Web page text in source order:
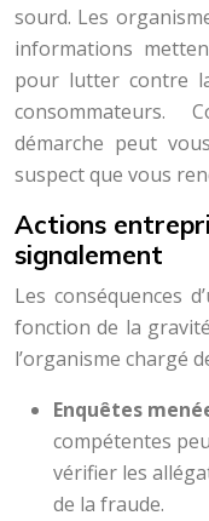
sourd. Les
informations
pour lutter contre
consommateurs.
démarche peut
suspect que vous
Actions
signalement
Les conséquences
fonction de la
l’organisme chargé
Enquêtes
compétentes
vérifier les
de la fraude.